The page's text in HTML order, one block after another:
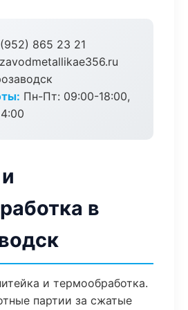
865 23 21
Пн-Пт: 09:00-18:00,
в
и термообработка.
партии за сжатые